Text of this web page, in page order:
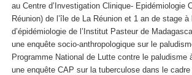
au Centre d’Investigation Clinique- Epidémiologie
Réunion) de l’île de La Réunion et 1 an de stage à
d’épidémiologie de l’Institut Pasteur de
une enquête socio-anthropologique sur le
Programme National de Lutte contre le paludisme
une enquête CAP sur la tuberculose dans le